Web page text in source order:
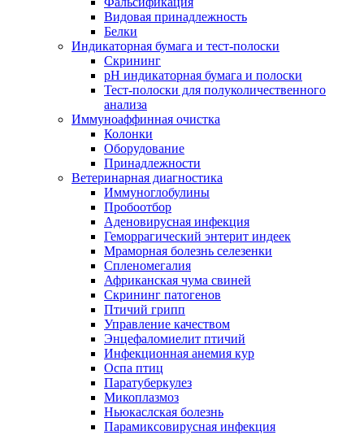
Видовая принадлежность
Белки
Индикаторная бумага и тест-полоски
Скрининг
pH индикаторная бумага и полоски
Тест-полоски для полуколичественного
анализа
Иммуноаффинная очистка
Колонки
Оборудование
Принадлежности
Ветеринарная диагностика
Иммуноглобулины
Пробоотбор
Аденовирусная инфекция
Геморрагический энтерит индеек
Мраморная болезнь селезенки
Спленомегалия
Африканская чума свиней
Скрининг патогенов
Птичий грипп
Управление качеством
Энцефаломиелит птичий
Инфекционная анемия кур
Оспа птиц
Паратуберкулез
Микоплазмоз
Ньюкаслская болезнь
Парамиксовирусная инфекция